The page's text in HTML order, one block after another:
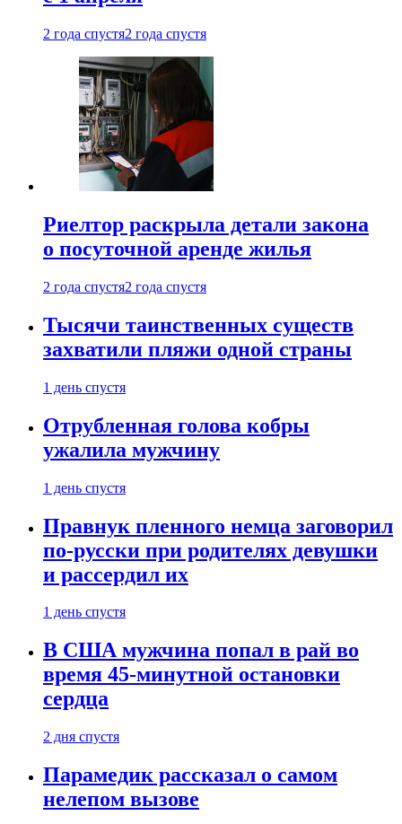
2 года спустя2 года спустя
Риелтор раскрыла детали закона
о посуточной аренде жилья
2 года спустя2 года спустя
Тысячи таинственных существ
захватили пляжи одной страны
1 день спустя
Отрубленная голова кобры
ужалила мужчину
1 день спустя
Правнук пленного немца заговорил
по-русски при родителях девушки
и рассердил их
1 день спустя
В США мужчина попал в рай во
время 45-минутной остановки
сердца
2 дня спустя
Парамедик рассказал о самом
нелепом вызове